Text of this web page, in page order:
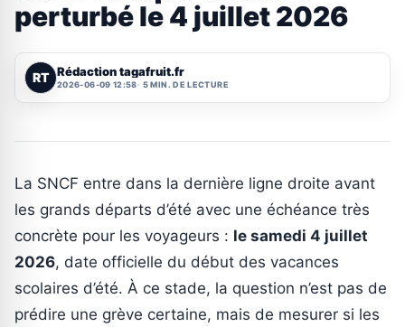
perturbé le 4 juillet 2026
RT Rédaction tagafruit.fr
2026-06-09 12:58 5 MIN. DE LECTURE
La SNCF entre dans la dernière ligne droite avant
les grands départs d’été avec une échéance très
concrète pour les voyageurs : le samedi 4 juillet
2026, date officielle du début des vacances
scolaires d’été. À ce stade, la question n’est pas de
prédire une grève certaine, mais de mesurer si les